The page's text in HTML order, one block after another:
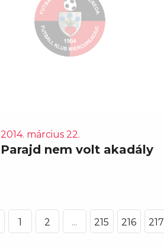
2014. március 22.
Parajd nem volt akadály
1 2 ... 215 216 217